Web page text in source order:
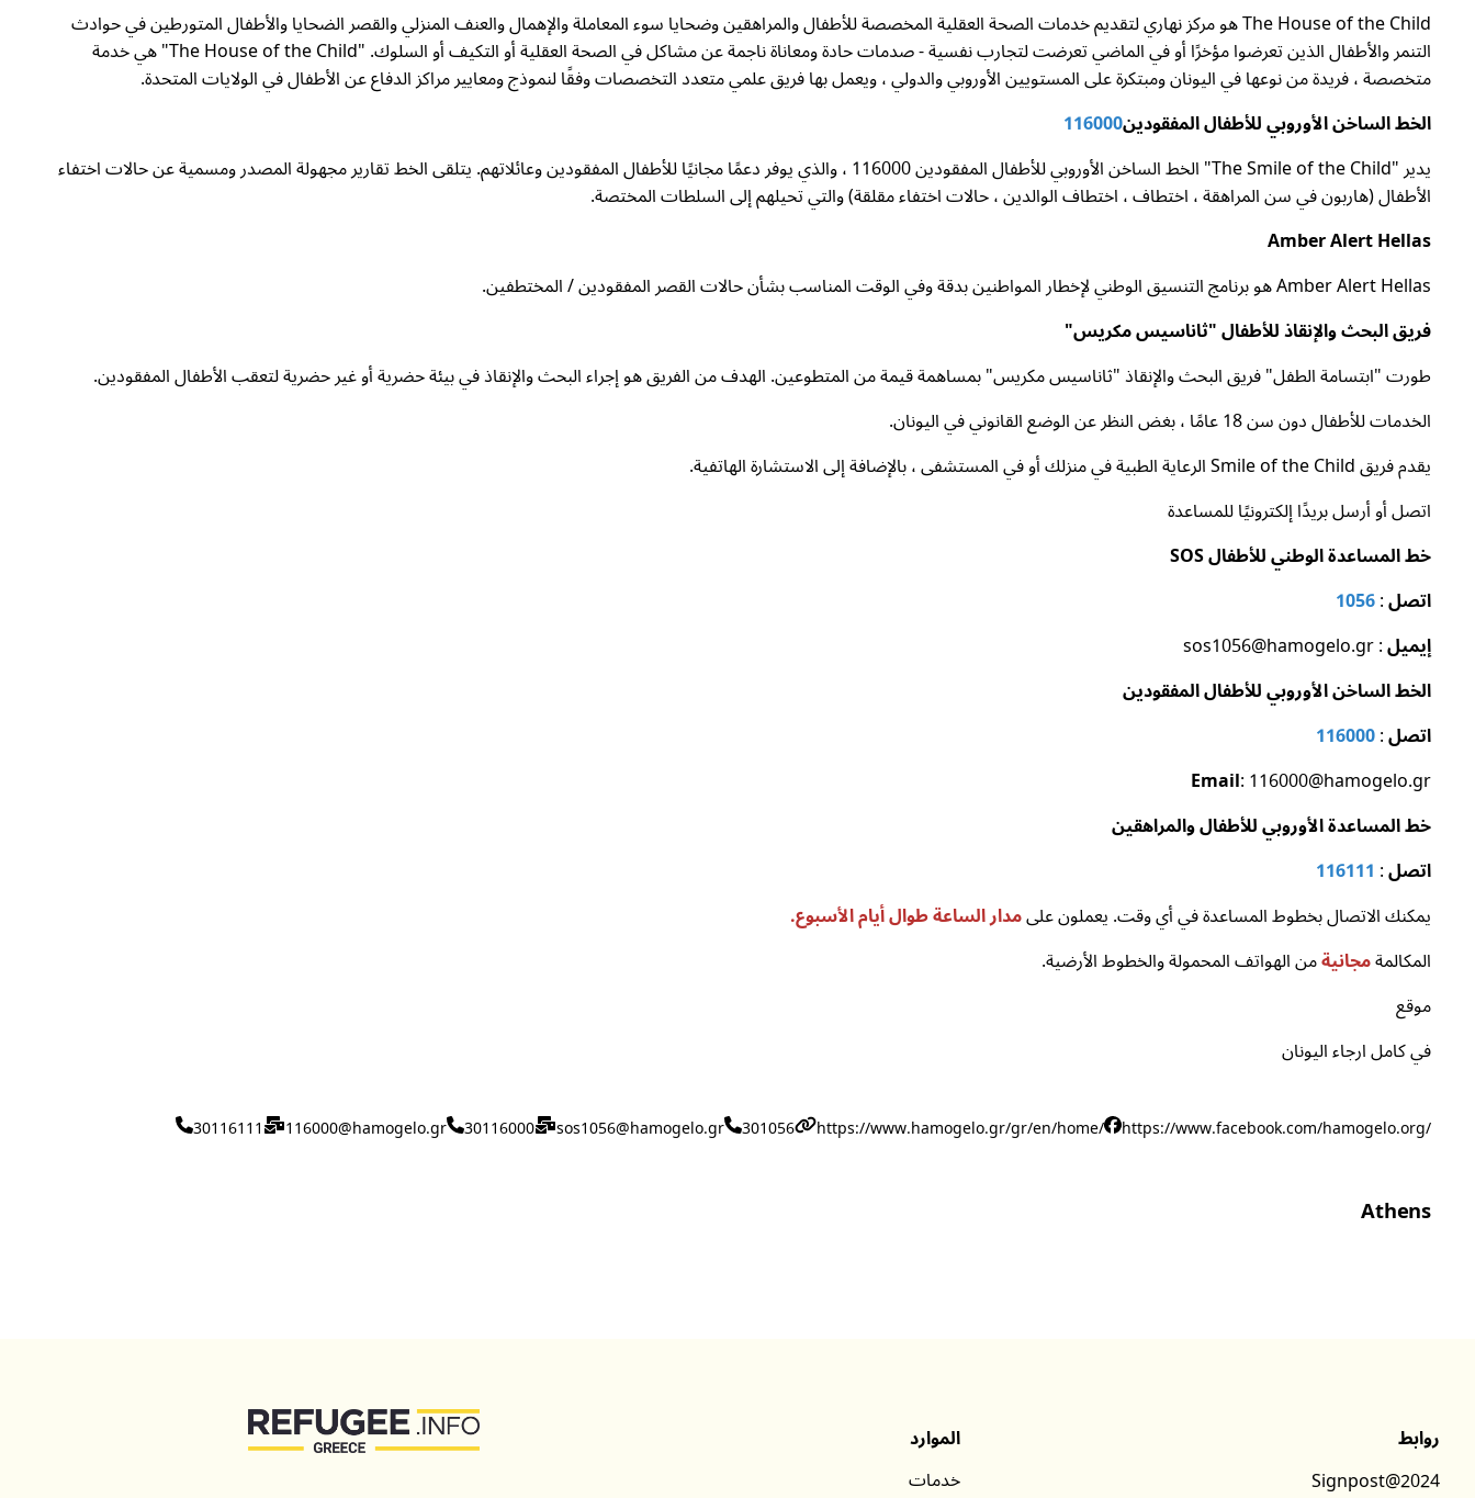
The House of the Child هو مركز نهاري لتقديم خدمات الصحة العقلية المخصصة للأطفال والمراهقين وضحايا سوء المعاملة والإهمال والعنف المنزلي والقصر الضحايا والأطفال المتورطين في حوادث
التنمر والأطفال الذين تعرضوا مؤخرًا أو في الماضي تعرضت لتجارب نفسية - صدمات حادة ومعاناة ناجمة عن مشاكل في الصحة العقلية أو التكيف أو السلوك. "The House of the Child" هي خدمة
متخصصة ، فريدة من نوعها في اليونان ومبتكرة على المستويين الأوروبي والدولي ، ويعمل بها فريق علمي متعدد التخصصات وفقًا لنموذج ومعايير مراكز الدفاع عن الأطفال في الولايات المتحدة.
الخط الساخن الأوروبي للأطفال المفقودين116000
يدير "The Smile of the Child" الخط الساخن الأوروبي للأطفال المفقودين 116000 ، والذي يوفر دعمًا مجانيًا للأطفال المفقودين وعائلاتهم. يتلقى الخط تقارير مجهولة المصدر ومسمية عن حالات اختفاء
الأطفال (هاربون في سن المراهقة ، اختطاف ، اختطاف الوالدين ، حالات اختفاء مقلقة) والتي تحيلهم إلى السلطات المختصة.
Amber Alert Hellas
Amber Alert Hellas هو برنامج التنسيق الوطني لإخطار المواطنين بدقة وفي الوقت المناسب بشأن حالات القصر المفقودين / المختطفين.
فريق البحث والإنقاذ للأطفال "ثاناسيس مكريس"
طورت "ابتسامة الطفل" فريق البحث والإنقاذ "ثاناسيس مكريس" بمساهمة قيمة من المتطوعين. الهدف من الفريق هو إجراء البحث والإنقاذ في بيئة حضرية أو غير حضرية لتعقب الأطفال المفقودين.
الخدمات للأطفال دون سن 18 عامًا ، بغض النظر عن الوضع القانوني في اليونان.
يقدم فريق Smile of the Child الرعاية الطبية في منزلك أو في المستشفى ، بالإضافة إلى الاستشارة الهاتفية.
اتصل أو أرسل بريدًا إلكترونيًا للمساعدة
خط المساعدة الوطني للأطفال SOS
اتصل:
1056
إيميل: sos1056@hamogelo.gr
الخط الساخن الأوروبي للأطفال المفقودين
اتصل:
116000
Email: 116000@hamogelo.gr
خط المساعدة الأوروبي للأطفال والمراهقين
اتصل:
116111
يمكنك الاتصال بخطوط المساعدة في أي وقت. يعملون علىمدار الساعة طوال أيام الأسبوع.
المكالمةمجانيةمن الهواتف المحمولة والخطوط الأرضية.
موقع
في كامل ارجاء اليونان
https://www.facebook.com/hamogelo.org/
https://www.hamogelo.gr/gr/en/home/
301056
sos1056@hamogelo.gr
30116000
116000@hamogelo.gr
30116111
Athens
الموارد
خدمات
روابط
Signpost@2024